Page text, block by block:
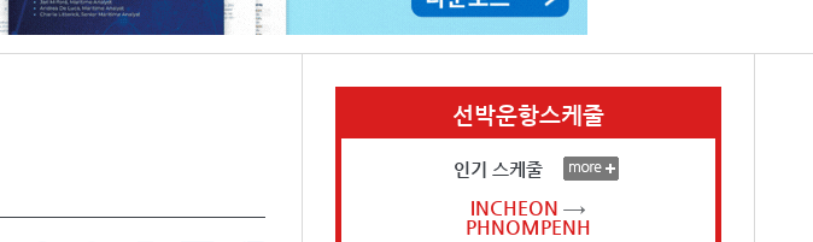
선박운항스케줄
인기 스케줄
INCHEON
PHNOMPENH